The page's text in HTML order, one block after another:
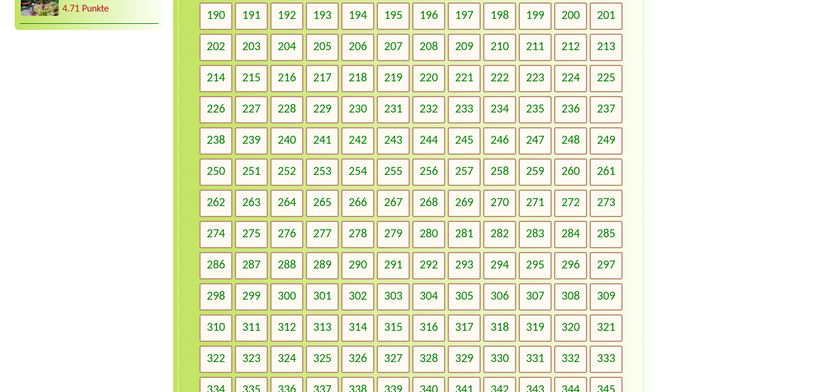
4.71 Punkte
190 191 192 193 194 195 196 197 198 199 200 201
202 203 204 205 206 207 208 209 210 211 212 213
214 215 216 217 218 219 220 221 222 223 224 225
226 227 228 229 230 231 232 233 234 235 236 237
238 239 240 241 242 243 244 245 246 247 248 249
250 251 252 253 254 255 256 257 258 259 260 261
262 263 264 265 266 267 268 269 270 271 272 273
274 275 276 277 278 279 280 281 282 283 284 285
286 287 288 289 290 291 292 293 294 295 296 297
298 299 300 301 302 303 304 305 306 307 308 309
310 311 312 313 314 315 316 317 318 319 320 321
322 323 324 325 326 327 328 329 330 331 332 333